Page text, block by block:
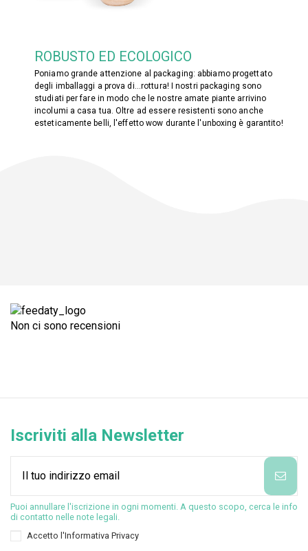
ROBUSTO ED ECOLOGICO
Poniamo grande attenzione al packaging: abbiamo progettato
degli imballaggi a prova di...rottura! I nostri packaging sono
studiati per fare in modo che le nostre amate piante arrivino
incolumi a casa tua. Oltre ad essere resistenti sono anche
esteticamente belli, l'effetto wow durante l'unboxing è garantito!
Non ci sono recensioni
Iscriviti alla Newsletter
Puoi annullare l'iscrizione in ogni momenti. A questo scopo, cerca le info
di contatto nelle note legali.
Accetto l'Informativa Privacy